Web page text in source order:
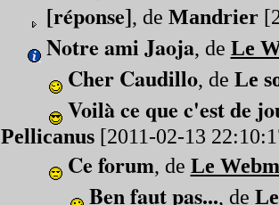
[réponse], de Mandrier
Notre ami Jaoja, de Le
Cher Caudillo, de Le
Voilà ce que c'est de
Pellicanus[2011-02-13
Ce forum, de Le
Ben faut pas..., de